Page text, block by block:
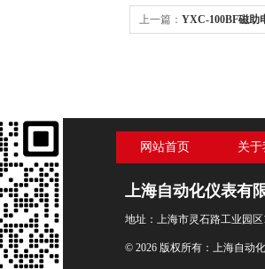
上一篇： YXC-100BF磁助
网站首页 关
上海自动化仪表有
地址：上海市灵石路工业园区
© 2026 版权所有：上海自动